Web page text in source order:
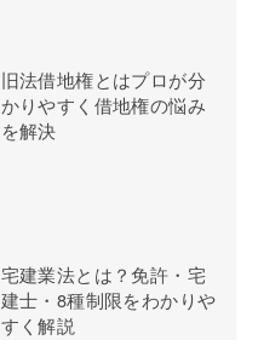
旧法借地権とはプロが分
かりやすく借地権の悩み
を解決
宅建業法とは？免許・宅
建士・8種制限をわかりや
すく解説